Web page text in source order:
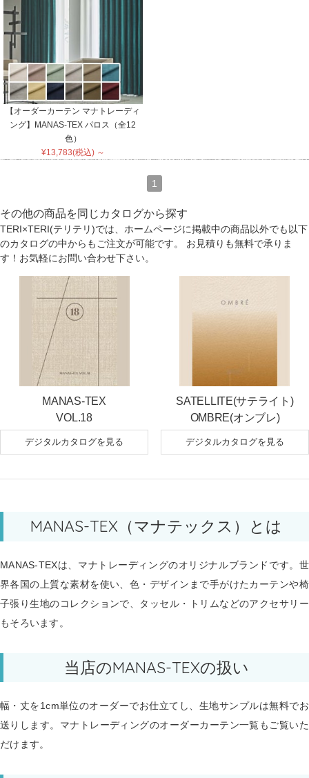
【オーダーカーテン マナトレーディ
ング】MANAS-TEX パロス（全12
色）
¥13,783(税込) ～
1
その他の商品を同じカタログから探す
TERI×TERI(テリテリ)では、ホームページに掲載中の商品以外でも以下
のカタログの中からもご注文が可能です。 お見積りも無料で承りま
す！お気軽にお問い合わせ下さい。
MANAS-TEX
VOL.18
デジタルカタログを見る
SATELLITE(サテライト)
OMBRE(オンブレ)
デジタルカタログを見る
MANAS-TEX（マナテックス）とは
MANAS-TEXは、マナトレーディングのオリジナルブランドです。世
界各国の上質な素材を使い、色・デザインまで手がけたカーテンや椅
子張り生地のコレクションで、タッセル・トリムなどのアクセサリー
もそろいます。
当店のMANAS-TEXの扱い
幅・丈を1cm単位のオーダーでお仕立てし、生地サンプルは無料でお
送りします。 マナトレーディングのオーダーカーテン一覧もご覧いた
だけます。